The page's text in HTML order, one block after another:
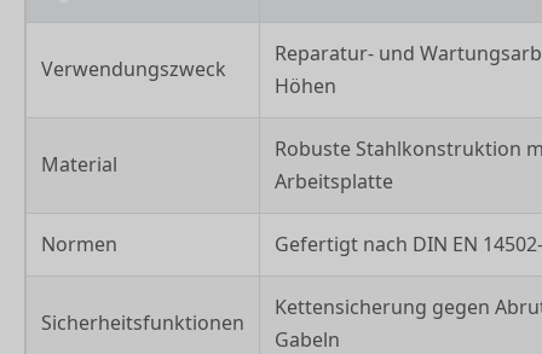
Verwendungszweck
Reparatur- und
Höhen
Material
Robuste Stahlkonstruktion
Arbeitsplatte
Normen Gefertigt nach DIN EN
Sicherheitsfunktionen
Kettensicherung gegen
Gabeln